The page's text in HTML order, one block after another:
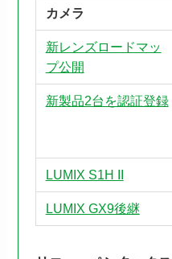
カメラ
新レンズロードマッ
プ公開
新製品2台を認証登録
LUMIX S1H II
LUMIX GX9後継